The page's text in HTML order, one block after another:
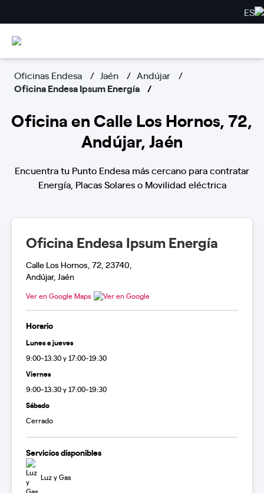
ES
Oficinas Endesa Jaén
Andújar
Oficina Endesa Ipsum Energía
Oficina en Calle Los Hornos, 72,
Andújar, Jaén
Encuentra tu Punto Endesa más cercano para contratar
Energía, Placas Solares o Movilidad eléctrica
Oficina Endesa Ipsum Energía
Calle Los Hornos, 72, 23740,
Andújar, Jaén
Ver en Google Maps
Horario
Lunes a jueves
9:00-13:30 y 17:00-19:30
Viernes
9:00-13:30 y 17:00-19:30
Sábado
Cerrado
Servicios disponibles
Luz y Gas